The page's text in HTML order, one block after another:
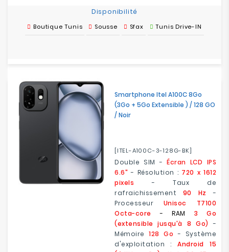
Disponibilité
Boutique Tunis Sousse Sfax Tunis Drive-IN
Smartphone Itel A100C 8Go
(3Go + 5Go Extensible ) / 128 GO
/ Noir
[ITEL-A100C-3-128G-BK]
Double SIM -Écran LCD IPS
6.6" - Résolution : 720 x 1612
pixels - Taux de
rafraichissement 90 Hz -
Processeur Unisoc T7100
Octa-core
- RAM
3 Go
(extensible jusqu'à 8 Go) -
Mémoire 128 Go - Système
d'exploitation :Android 15